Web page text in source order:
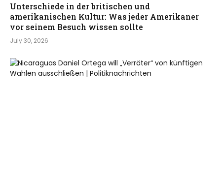
Unterschiede in der britischen und
amerikanischen Kultur: Was jeder Amerikaner
vor seinem Besuch wissen sollte
July 30, 2026